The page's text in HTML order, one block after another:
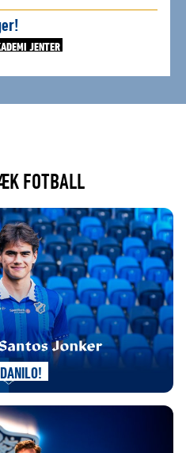
JENTER
FOTBALL